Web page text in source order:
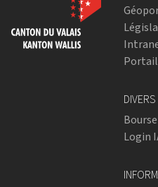
Portail
DIVERS
Login